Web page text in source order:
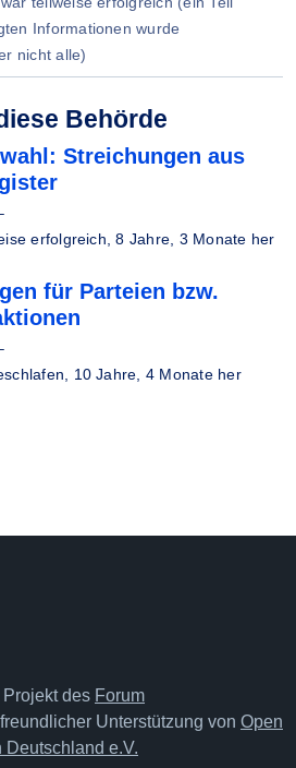
Informationen wurde
nicht alle)
Behörde
Streichungen aus
erfolgreich,8 Jahre, 3 Monate her
für Parteien bzw.
10 Jahre, 4 Monate her
des Forum
Unterstützung von Open
e.V.